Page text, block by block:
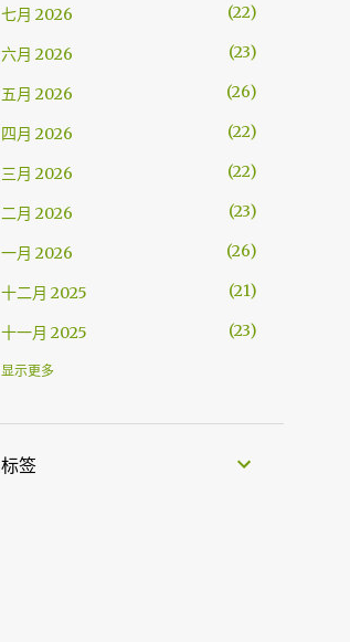
七月 2026 22
六月 2026 23
五月 2026 26
四月 2026 22
三月 2026 22
二月 2026 23
一月 2026 26
十二月 2025 21
十一月 2025 23
十月 2025
八月 2025
显示更多
标签